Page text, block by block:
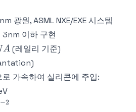
광원, ASML NXE/EXE 시스템
3nm 이하 구현
NA
A(레일리 기준)
가속하여 실리콘에 주입:
^{-2}
−2